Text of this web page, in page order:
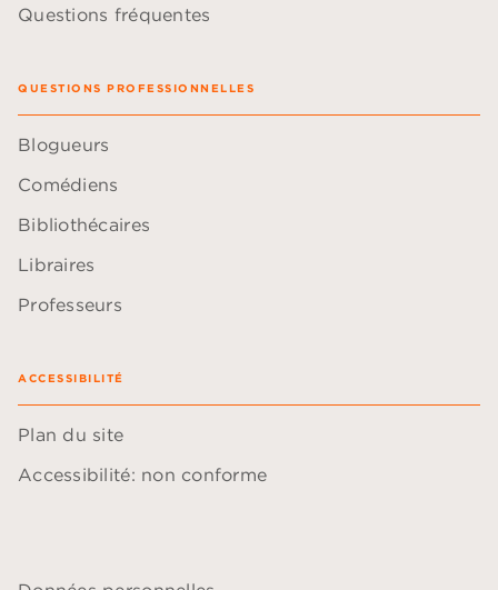
Questions fréquentes
QUESTIONS PROFESSIONNELLES
Blogueurs
Comédiens
Bibliothécaires
Libraires
Professeurs
ACCESSIBILITÉ
Plan du site
Accessibilité: non conforme